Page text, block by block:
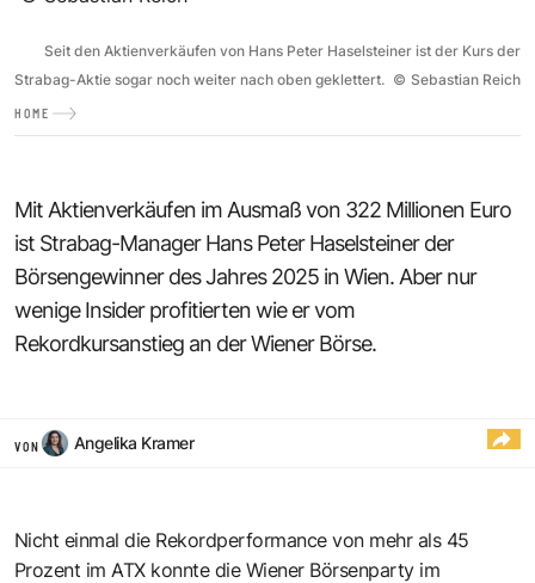
Seit den Aktienverkäufen von Hans Peter Haselsteiner ist der Kurs der
Strabag-Aktie sogar noch weiter nach oben geklettert. © Sebastian Reich
HOME
Mit Aktienverkäufen im Ausmaß von 322 Millionen Euro
ist Strabag-Manager Hans Peter Haselsteiner der
Börsengewinner des Jahres 2025 in Wien. Aber nur
wenige Insider profitierten wie er vom
Rekordkursanstieg an der Wiener Börse.
VON Angelika Kramer
Nicht einmal die Rekordperformance von mehr als 45
Prozent im ATX konnte die Wiener Börsenparty im